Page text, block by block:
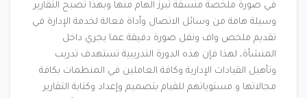
في صورة ملخصة منسقة تبرز الهام منها وبهذا تصبح التقارير
وسيلة هامة من وسائل الاتصال وأداة فعالة لخدمة الإدارة في
تقديم ملخص واف ونقل صورة دقيقة عما يجري داخل
المنشأة، لهذا فإن هذه الدورة التدريبية تستهدف تدريب
وتأهيل القيادات الإدارية وكافة العاملين في المنظمات بكافة
مجالاتها و مستوياتهم للقيام بتصميم وإعداد وكتابة التقارير